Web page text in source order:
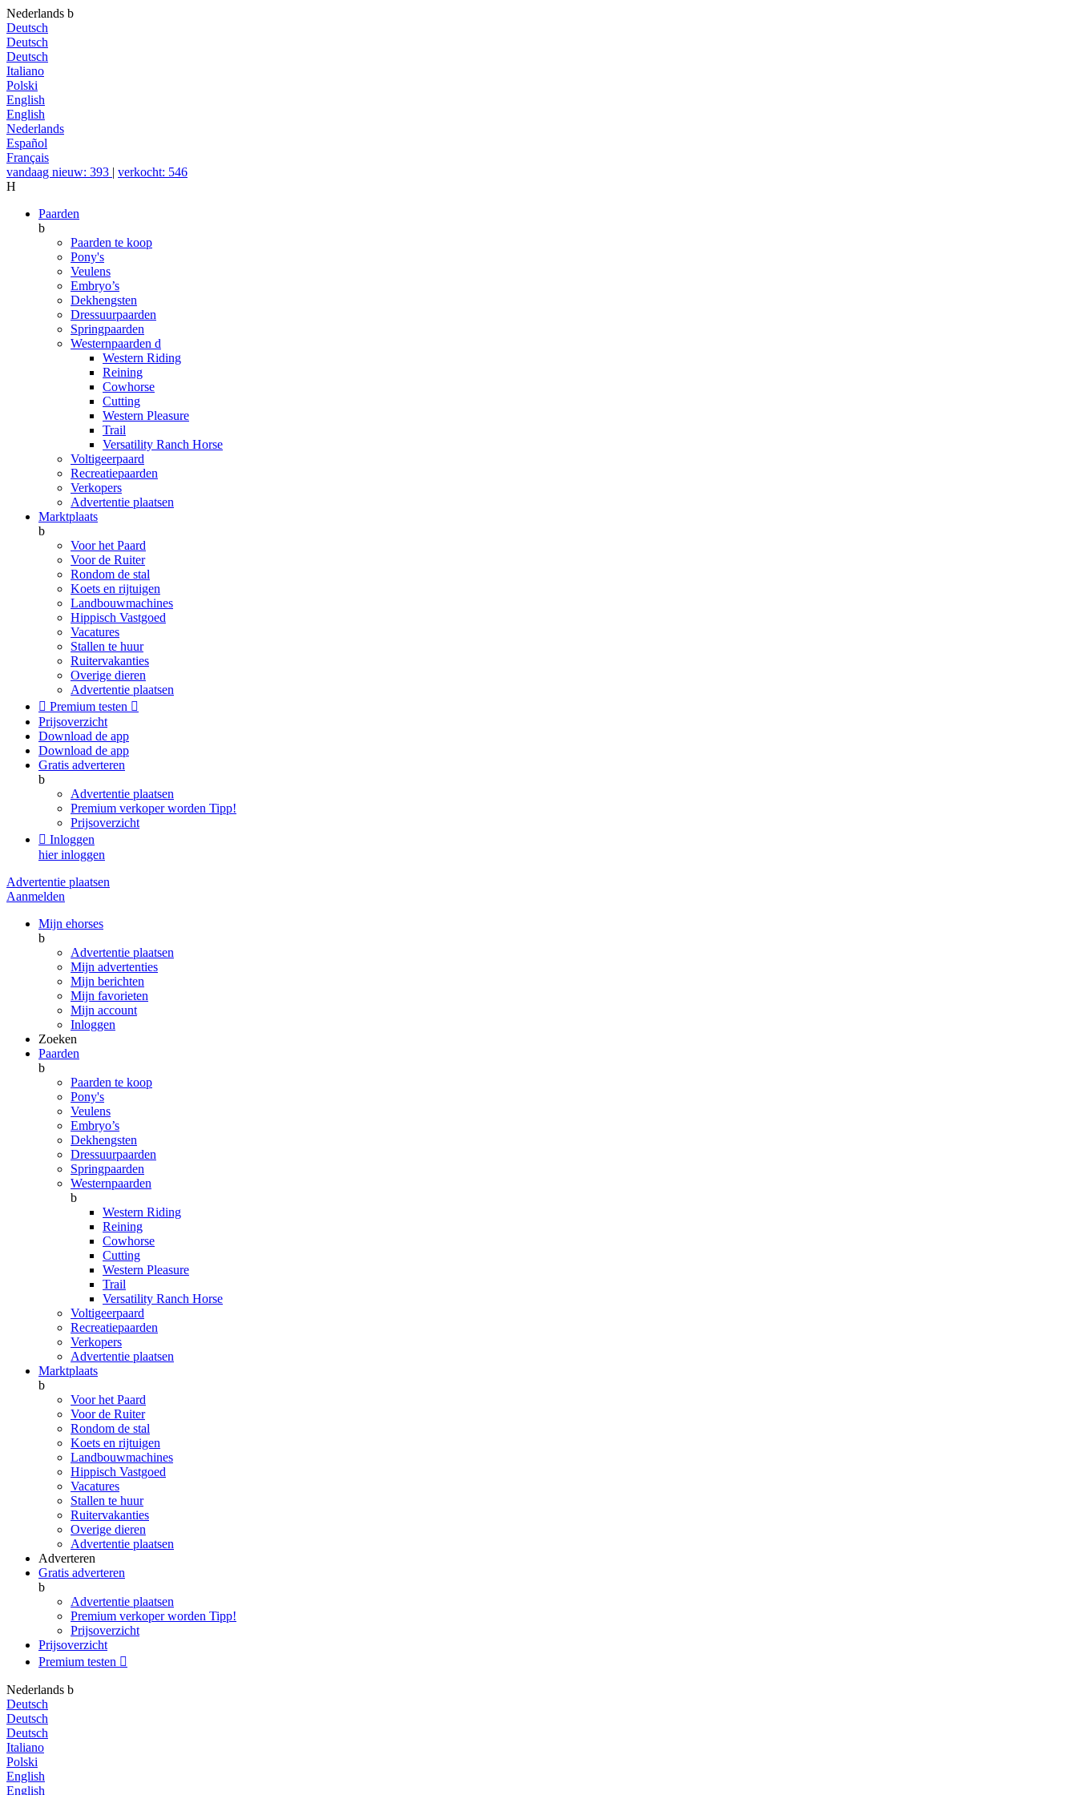
Nederlands b
Deutsch
Deutsch
Deutsch
Italiano
Polski
English
English
Nederlands
Español
Français
vandaag nieuw: 393 | verkocht: 546
H
Paarden
b
Paarden te koop
Pony's
Veulens
Embryo’s
Dekhengsten
Dressuurpaarden
Springpaarden
Westernpaarden d
Western Riding
Reining
Cowhorse
Cutting
Western Pleasure
Trail
Versatility Ranch Horse
Voltigeerpaard
Recreatiepaarden
Verkopers
Advertentie plaatsen
Marktplaats
b
Voor het Paard
Voor de Ruiter
Rondom de stal
Koets en rijtuigen
Landbouwmachines
Hippisch Vastgoed
Vacatures
Stallen te huur
Ruitervakanties
Overige dieren
Advertentie plaatsen
 Premium testen 
Prijsoverzicht
Download de app
Download de app
Gratis adverteren
b
Advertentie plaatsen
Premium verkoper worden Tipp!
Prijsoverzicht
 Inloggen
hier inloggen
Advertentie plaatsen
Aanmelden
Mijn ehorses
b
Advertentie plaatsen
Mijn advertenties
Mijn berichten
Mijn favorieten
Mijn account
Inloggen
Zoeken
Paarden
b
Paarden te koop
Pony's
Veulens
Embryo’s
Dekhengsten
Dressuurpaarden
Springpaarden
Westernpaarden
b
Western Riding
Reining
Cowhorse
Cutting
Western Pleasure
Trail
Versatility Ranch Horse
Voltigeerpaard
Recreatiepaarden
Verkopers
Advertentie plaatsen
Marktplaats
b
Voor het Paard
Voor de Ruiter
Rondom de stal
Koets en rijtuigen
Landbouwmachines
Hippisch Vastgoed
Vacatures
Stallen te huur
Ruitervakanties
Overige dieren
Advertentie plaatsen
Adverteren
Gratis adverteren
b
Advertentie plaatsen
Premium verkoper worden Tipp!
Prijsoverzicht
Prijsoverzicht
Premium testen 
Nederlands b
Deutsch
Deutsch
Deutsch
Italiano
Polski
English
English